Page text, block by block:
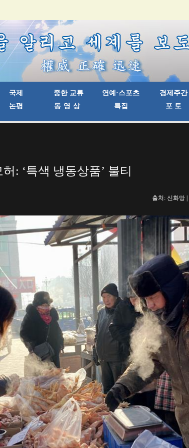
허: ‘특색 냉동상품’ 불티
출처: 신화망 |